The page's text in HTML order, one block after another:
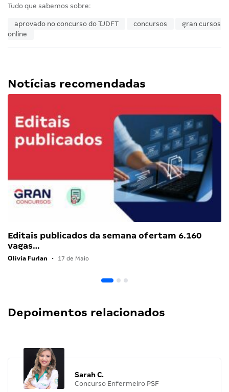
Tudo que sabemos sobre:
aprovado no concurso do TJDFT concursos
gran cursos
online
Notícias recomendadas
Editais publicados da semana ofertam 6.160
vagas…
Olivia Furlan • 17 de Maio
Depoimentos relacionados
Sarah C.
Concurso Enfermeiro PSF